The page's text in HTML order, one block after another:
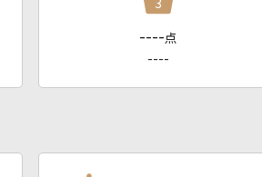
3
---- 点
----